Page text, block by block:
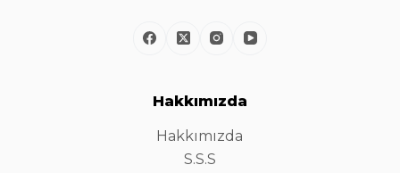
Hakkımızda
Hakkımızda
S.S.S